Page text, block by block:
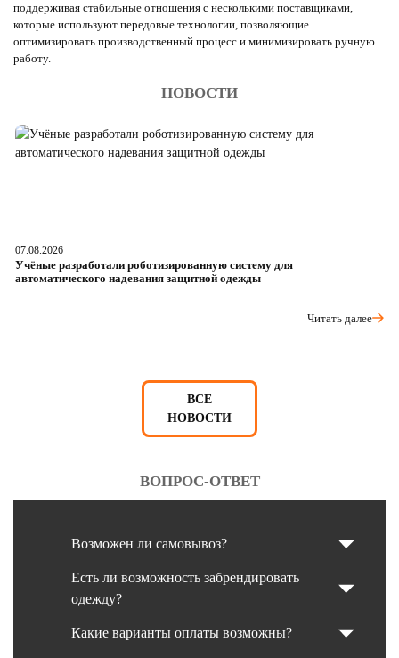
поддерживая стабильные отношения с несколькими поставщиками,
которые используют передовые технологии, позволяющие
оптимизировать производственный процесс и минимизировать ручную
работу.
НОВОСТИ
07.08.2026
Учёные разработали роботизированную систему для
автоматического надевания защитной одежды
Читать далее
ВСЕ
НОВОСТИ
ВОПРОС-ОТВЕТ
Возможен ли самовывоз?
Есть ли возможность забрендировать
одежду?
Какие варианты оплаты возможны?